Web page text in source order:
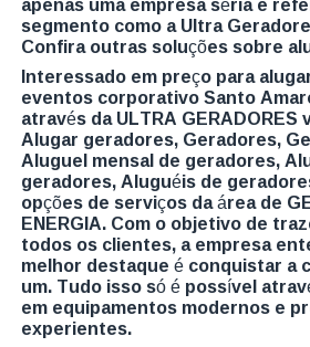
segmento como a Ultra
Confira outras soluções sobre
Interessado em preço para
eventos corporativo Santo
através da ULTRA
Alugar geradores, Geradores,
Aluguel mensal de geradores,
geradores, Aluguéis de
opções de serviços da área de
ENERGIA. Com o objetivo de
todos os clientes, a empresa
melhor destaque é conquistar a
um. Tudo isso só é possível
em equipamentos modernos e
experientes.